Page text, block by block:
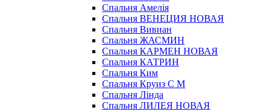
Спальня Амелія
Спальня ВЕНЕЦИЯ НОВАЯ
Спальня Вивиан
Спальня ЖАСМИН
Спальня КАРМЕН НОВАЯ
Спальня КАТРИН
Спальня Ким
Спальня Круиз С М
Спальня Лінда
Спальня ЛИЛЕЯ НОВАЯ